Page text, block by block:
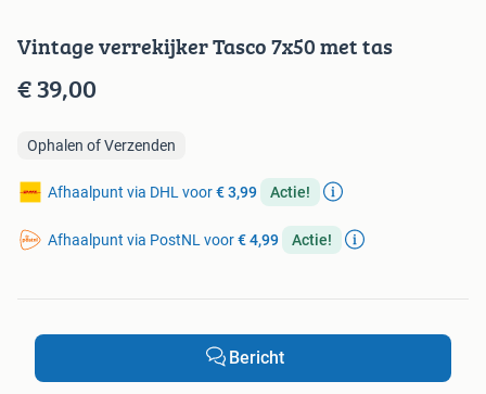
Vintage verrekijker Tasco 7x50 met tas
€ 39,00
Ophalen of Verzenden
Afhaalpunt via DHL voor€ 3,99 Actie!
Afhaalpunt via PostNL voor€ 4,99 Actie!
Bericht